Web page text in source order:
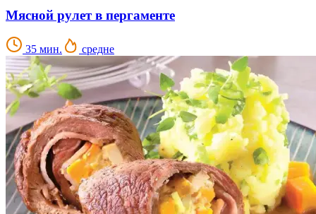
Мясной рулет в пергаменте
35 мин. средне